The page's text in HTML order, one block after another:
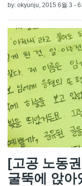
by: okyunju, 2015 6월 3 -
[고공 노동
굴뚝에 앉아